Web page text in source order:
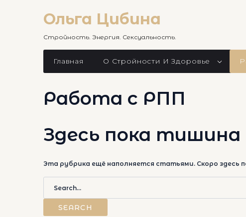
Ольга Цибина
Стройность. Энергия. Сексуальность.
Главная О Стройности И Здоровье
Работа с РПП
Здесь пока тишина
Эта рубрика ещё наполняется статьями. Скоро здесь
Search
SEARCH